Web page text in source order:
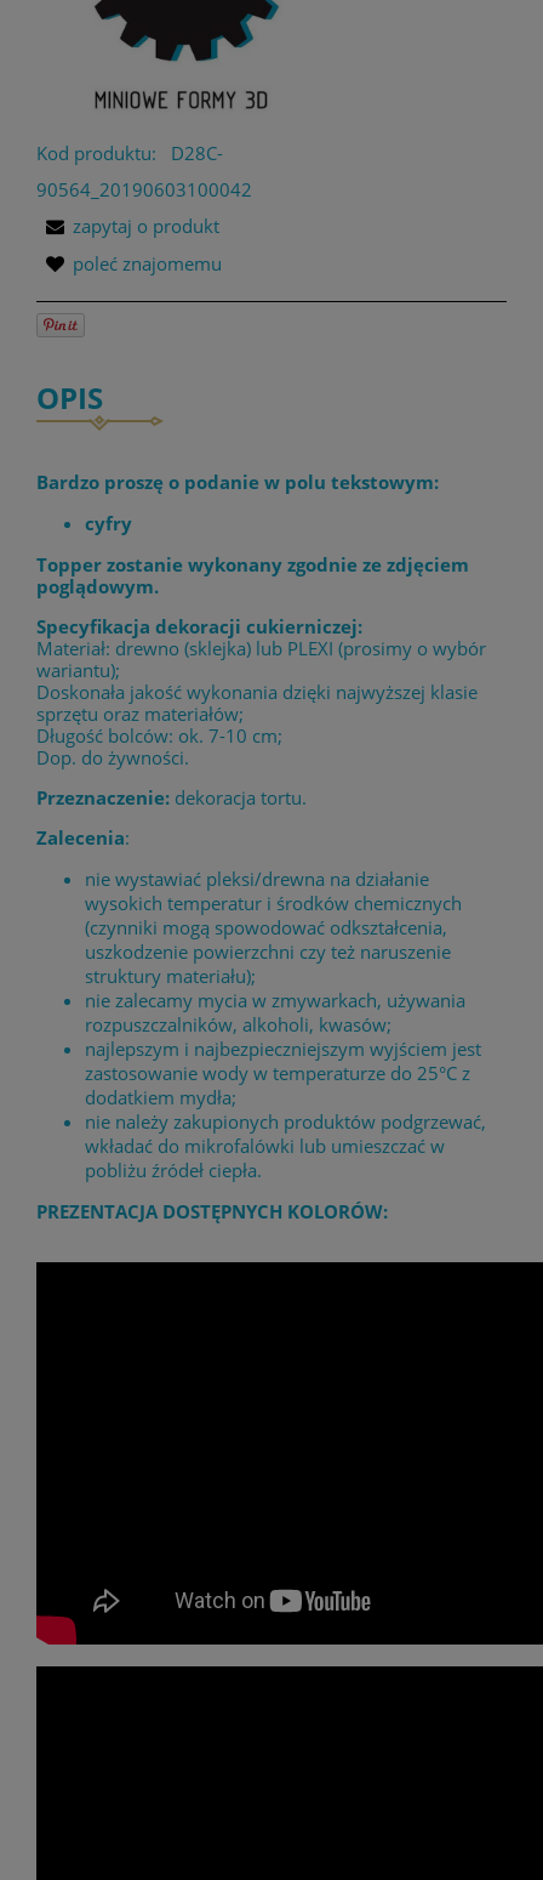
Kod produktu:
D28C-
90564_20190603100042
zapytaj o produkt
poleć znajomemu
OPIS
Bardzo proszę o podanie w polu tekstowym:
cyfry
Topper zostanie wykonany zgodnie ze zdjęciem
poglądowym.
Specyfikacja dekoracji cukierniczej:
Materiał: drewno (sklejka) lub PLEXI (prosimy o wybór
wariantu);
Doskonała jakość wykonania dzięki najwyższej klasie
sprzętu oraz materiałów;
Długość bolców: ok. 7-10 cm;
Dop. do żywności.
Przeznaczenie: dekoracja tortu.
Zalecenia:
nie wystawiać pleksi/drewna na działanie
wysokich temperatur i środków chemicznych
(czynniki mogą spowodować odkształcenia,
uszkodzenie powierzchni czy też naruszenie
struktury materiału);
nie zalecamy mycia w zmywarkach, używania
rozpuszczalników, alkoholi, kwasów;
najlepszym i najbezpieczniejszym wyjściem jest
zastosowanie wody w temperaturze do 25°C z
dodatkiem mydła;
nie należy zakupionych produktów podgrzewać,
wkładać do mikrofalówki lub umieszczać w
pobliżu źródeł ciepła.
PREZENTACJA DOSTĘPNYCH KOLORÓW: